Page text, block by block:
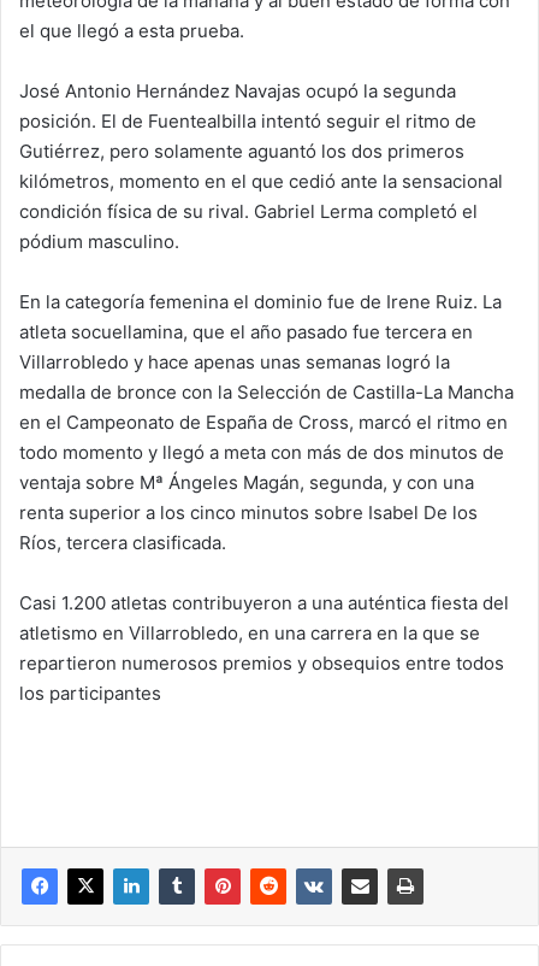
el que llegó a esta prueba.
José Antonio Hernández Navajas ocupó la segunda
posición. El de Fuentealbilla intentó seguir el ritmo de
Gutiérrez, pero solamente aguantó los dos primeros
kilómetros, momento en el que cedió ante la sensacional
condición física de su rival. Gabriel Lerma completó el
pódium masculino.
En la categoría femenina el dominio fue de Irene Ruiz. La
atleta socuellamina, que el año pasado fue tercera en
Villarrobledo y hace apenas unas semanas logró la
medalla de bronce con la Selección de Castilla-La Mancha
en el Campeonato de España de Cross, marcó el ritmo en
todo momento y llegó a meta con más de dos minutos de
ventaja sobre Mª Ángeles Magán, segunda, y con una
renta superior a los cinco minutos sobre Isabel De los
Ríos, tercera clasificada.
Casi 1.200 atletas contribuyeron a una auténtica fiesta del
atletismo en Villarrobledo, en una carrera en la que se
repartieron numerosos premios y obsequios entre todos
los participantes